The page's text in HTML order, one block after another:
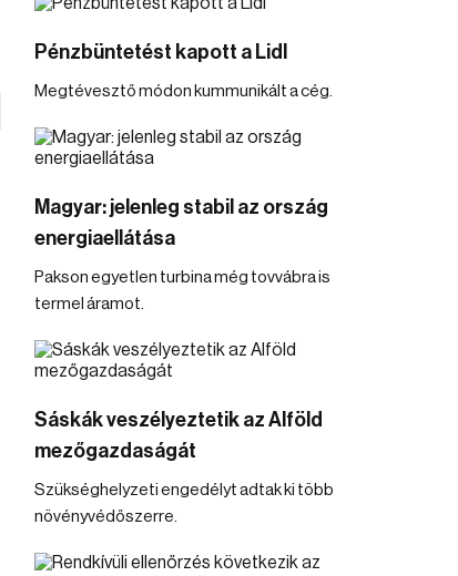
Pénzbüntetést kapott a Lidl
Megtévesztő módon kummunikált a cég.
Magyar: jelenleg stabil az ország
energiaellátása
Pakson egyetlen turbina még tovvábra is
termel áramot.
Sáskák veszélyeztetik az Alföld
mezőgazdaságát
Szükséghelyzeti engedélyt adtak ki több
növényvédőszerre.